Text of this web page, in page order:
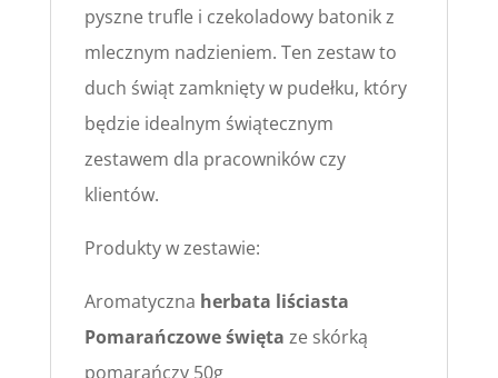
pyszne trufle i czekoladowy batonik z
mlecznym nadzieniem. Ten zestaw to
duch świąt zamknięty w pudełku, który
będzie idealnym świątecznym
zestawem dla pracowników czy
klientów.
Produkty w zestawie:
Aromatyczna herbata liściasta
Pomarańczowe święta ze skórką
pomarańczy 50g